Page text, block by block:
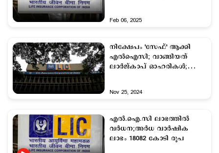
Feb 06, 2025
നിക്ഷേപം 'സേഫ്' ആക്കി
എല്‍ഐസി; വാങ്ങിയത്
ലാര്‍ജ്കാപ് ഓഹരികള്‍;
Nov 25, 2024
എല്‍.ഐ.സി ലാഭത്തില്‍
വര്‍ധന;അര്‍ധ വാര്‍ഷിക
ലാഭം 18082 കോടി രൂപ